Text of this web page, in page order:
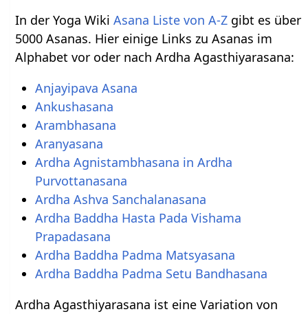
In der Yoga WikiAsana Liste von A-Z gibt es über
5000 Asanas. Hier einige Links zu Asanas im
Alphabet vor oder nach Ardha Agasthiyarasana:
Anjayipava Asana
Ankushasana
Arambhasana
Aranyasana
Ardha Agnistambhasana in Ardha
Purvottanasana
Ardha Ashva Sanchalanasana
Ardha Baddha Hasta Pada Vishama
Prapadasana
Ardha Baddha Padma Matsyasana
Ardha Baddha Padma Setu Bandhasana
Ardha Agasthiyarasana ist eine Variation von